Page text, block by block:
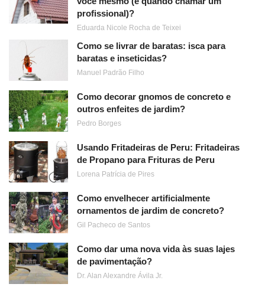
profissional)?
Eduarda Nicole Rocha de Teixei
Como se livrar de baratas: isca para
baratas e inseticidas?
Manuel Padrão Filho
Como decorar gnomos de concreto e
outros enfeites de jardim?
Pedro Borges
Usando Fritadeiras de Peru: Fritadeiras
de Propano para Frituras de Peru
Lorena Patrícia de Pires
Como envelhecer artificialmente
ornamentos de jardim de concreto?
Gil Pacheco de Santos
Como dar uma nova vida às suas lajes
de pavimentação?
Dr. Alan Alexandre Ávila Jr.